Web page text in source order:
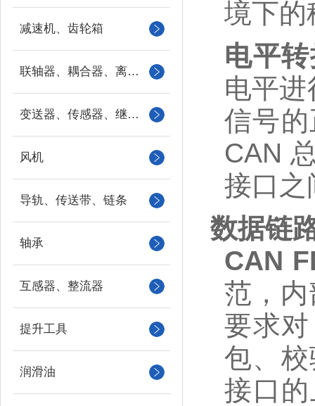
减速机、齿轮箱
联轴器、耦合器、离合器
变送器、传感器、继电器
风机
导轨、传送带、链条
轴承
互感器、整流器
提升工具
润滑油
境下的
电平
电平
信号
CAN
接口之
数据链
CAN
范，
要求
包、
接口